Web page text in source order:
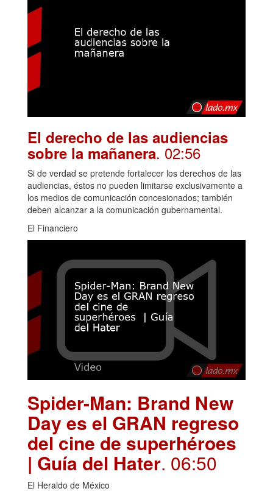
El derecho de las audiencias
sobre la mañanera. 02:56
Si de verdad se pretende fortalecer los derechos de las
audiencias, éstos no pueden limitarse exclusivamente a
los medios de comunicación concesionados; también
deben alcanzar a la comunicación gubernamental.
El Financiero
Spider-Man: Brand New
Day es el GRAN regreso
del cine de superhéroes
| Guía del Hater. 06:50
El Heraldo de México